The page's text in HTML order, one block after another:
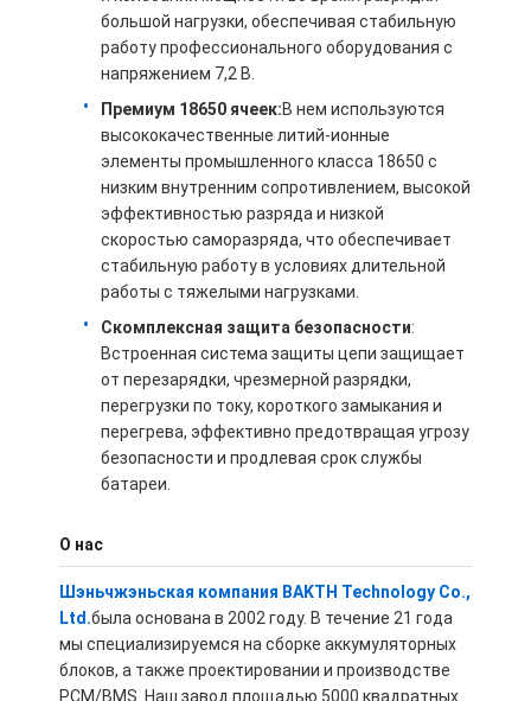
Продукты
Видеозаписи
О нас
Экскурсия по заводу
Контроль качества
Свяжитесь с нами
Новости
Случаи
Пакет литий-ионного аккумулятора
Литий-полимерный аккумулятор
большой нагрузки, обеспечивая стабильную
работу профессионального оборудования с
напряжением 7,2 В.
Премиум 18650 ячеек:В нем используются
высококачественные литий-ионные
элементы промышленного класса 18650 с
низким внутренним сопротивлением, высокой
эффективностью разряда и низкой
скоростью саморазряда, что обеспечивает
стабильную работу в условиях длительной
работы с тяжелыми нагрузками.
Скомплексная защита безопасности:
Встроенная система защиты цепи защищает
от перезарядки, чрезмерной разрядки,
перегрузки по току, короткого замыкания и
перегрева, эффективно предотвращая угрозу
безопасности и продлевая срок службы
батареи.
О нас
Шэньчжэньская компания BAKTH Technology Co.,
Ltd.была основана в 2002 году. В течение 21 года
мы специализируемся на сборке аккумуляторных
блоков, а также проектировании и производстве
PCM/BMS. Наш завод площадью 5000 квадратных